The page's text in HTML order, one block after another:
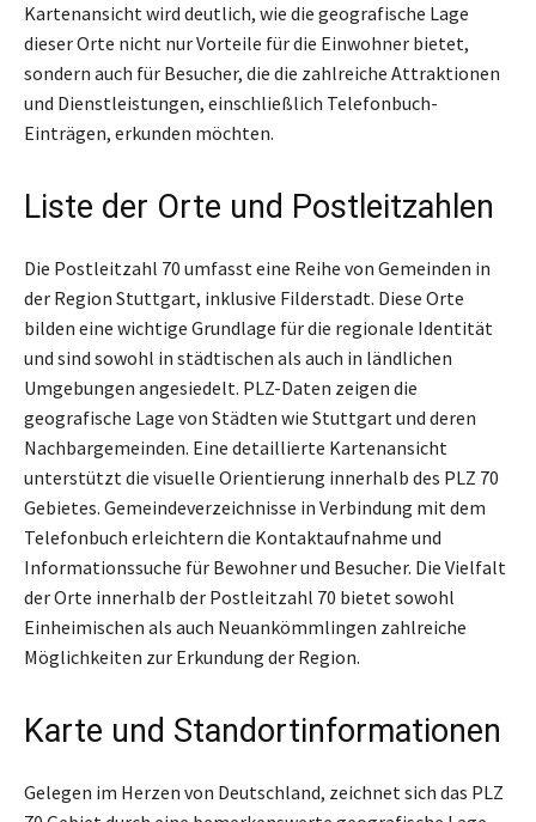
Kartenansicht wird deutlich, wie die geografische Lage
dieser Orte nicht nur Vorteile für die Einwohner bietet,
sondern auch für Besucher, die die zahlreiche Attraktionen
und Dienstleistungen, einschließlich Telefonbuch-
Einträgen, erkunden möchten.
Liste der Orte und Postleitzahlen
Die Postleitzahl 70 umfasst eine Reihe von Gemeinden in
der Region Stuttgart, inklusive Filderstadt. Diese Orte
bilden eine wichtige Grundlage für die regionale Identität
und sind sowohl in städtischen als auch in ländlichen
Umgebungen angesiedelt. PLZ-Daten zeigen die
geografische Lage von Städten wie Stuttgart und deren
Nachbargemeinden. Eine detaillierte Kartenansicht
unterstützt die visuelle Orientierung innerhalb des PLZ 70
Gebietes. Gemeindeverzeichnisse in Verbindung mit dem
Telefonbuch erleichtern die Kontaktaufnahme und
Informationssuche für Bewohner und Besucher. Die Vielfalt
der Orte innerhalb der Postleitzahl 70 bietet sowohl
Einheimischen als auch Neuankömmlingen zahlreiche
Möglichkeiten zur Erkundung der Region.
Karte und Standortinformationen
Gelegen im Herzen von Deutschland, zeichnet sich das PLZ